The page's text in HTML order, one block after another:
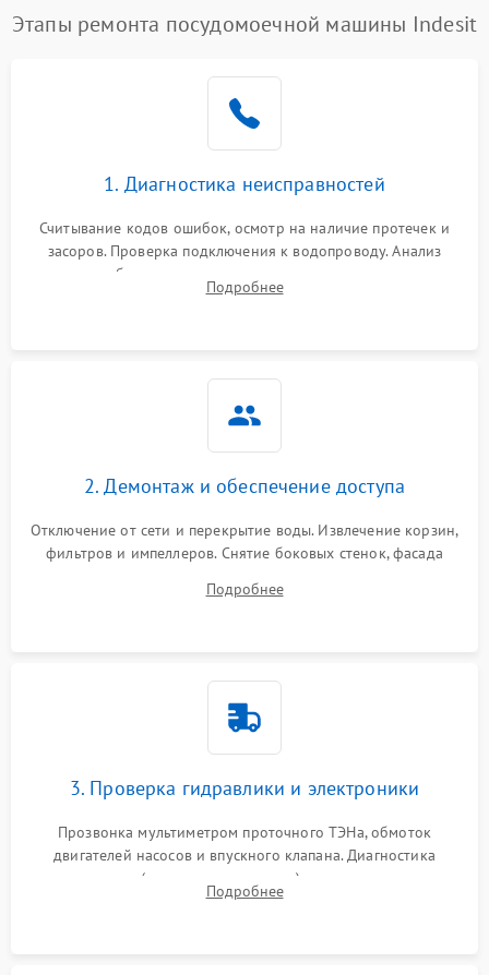
Этапы ремонта посудомоечной машины Indesit
1. Диагностика неисправностей
Считывание кодов ошибок, осмотр на наличие протечек и
засоров. Проверка подключения к водопроводу. Анализ
жалоб на отсутствие слива, нагрева, вращения
разбрызгивателей или срабатывание системы защиты
Подробнее
2. Демонтаж и обеспечение доступа
Отключение от сети и перекрытие воды. Извлечение корзин,
фильтров и импеллеров. Снятие боковых стенок, фасада
циркуляционному насосу, ТЭНу и сливной помпе.
Подробнее
3. Проверка гидравлики и электроники
Прозвонка мультиметром проточного ТЭНа, обмоток
двигателей насосов и впускного клапана. Диагностика
прессостата (датчика уровня воды), датчика мутности,
концевика дверцы и электронного модуля управления.
Подробнее